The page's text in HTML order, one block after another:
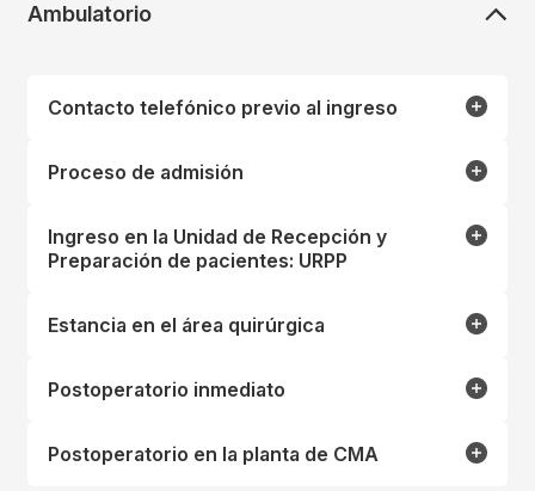
Ambulatorio
Contacto telefónico previo al ingreso
Proceso de admisión
Ingreso en la Unidad de Recepción y
Preparación de pacientes: URPP
Estancia en el área quirúrgica
Postoperatorio inmediato
Postoperatorio en la planta de CMA